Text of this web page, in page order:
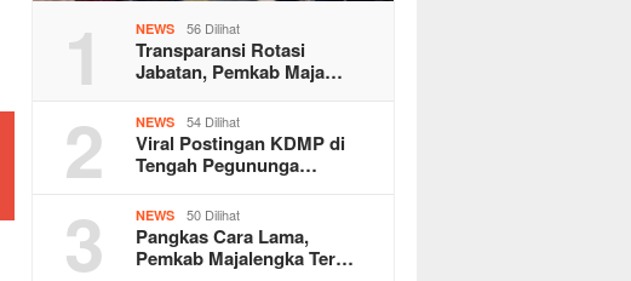
1 NEWS 56 Dilihat
Transparansi Rotasi
Jabatan, Pemkab Maja…
2 NEWS 54 Dilihat
Viral Postingan KDMP di
Tengah Pegununga…
3 NEWS 50 Dilihat
Pangkas Cara Lama,
Pemkab Majalengka Ter…